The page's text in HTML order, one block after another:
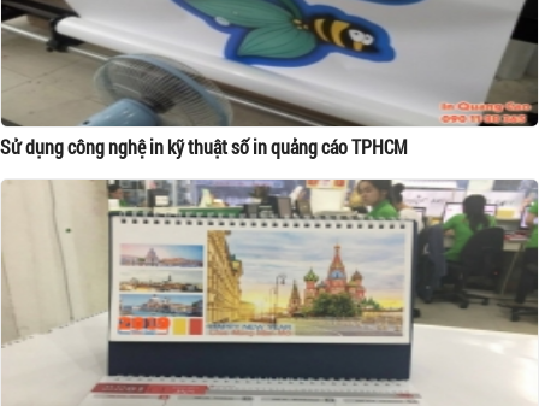
Sử dụng công nghệ in kỹ thuật số in quảng cáo TPHCM